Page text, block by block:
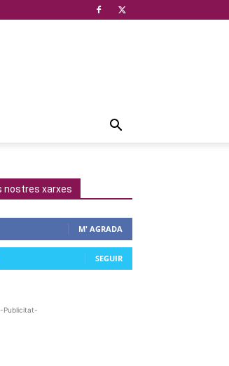
nostres xarxes
M' AGRADA
SEGUIR
-Publicitat-